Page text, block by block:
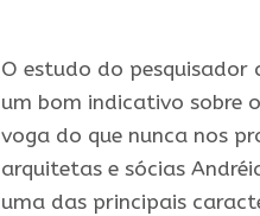
O estudo do pesquisador
um bom indicativo sobre
voga do que nunca nos
arquitetas e sócias
uma das principais